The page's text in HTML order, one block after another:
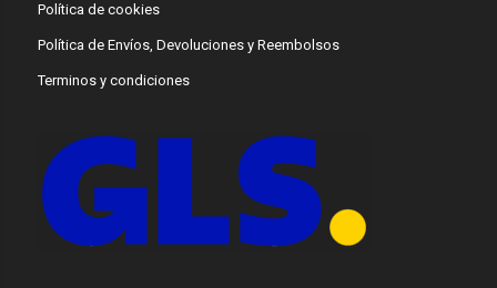
Política de cookies
Política de Envíos, Devoluciones y Reembolsos
Terminos y condiciones